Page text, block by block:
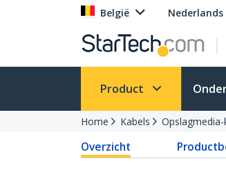
België Nederlands
Product
Home Kabels Opslagmedia-
Overzicht